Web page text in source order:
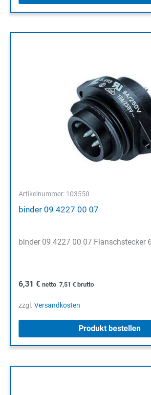
Artikelnummer: 103550
binder 09 4227 00 07
binder 09 4227 00 07 Flanschstecker
6,31 € netto 7,51 € brutto
zzgl. Versandkosten
Produkt bestellen